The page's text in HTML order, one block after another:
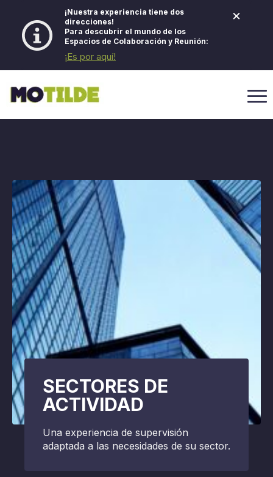
¡Nuestra experiencia tiene dos
direcciones!
Para descubrir el mundo de los
Espacios de Colaboración y Reunión:
¡Es por aquí!
×
SECTORES DE
ACTIVIDAD
Una experiencia de supervisión
adaptada a las necesidades de su sector.